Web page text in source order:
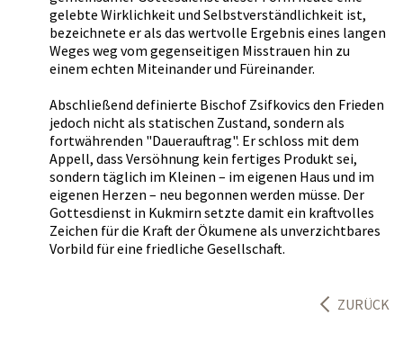
gelebte Wirklichkeit und Selbstverständlichkeit ist,
bezeichnete er als das wertvolle Ergebnis eines langen
Weges weg vom gegenseitigen Misstrauen hin zu
einem echten Miteinander und Füreinander.
Abschließend definierte Bischof Zsifkovics den Frieden
jedoch nicht als statischen Zustand, sondern als
fortwährenden "Dauerauftrag". Er schloss mit dem
Appell, dass Versöhnung kein fertiges Produkt sei,
sondern täglich im Kleinen – im eigenen Haus und im
eigenen Herzen – neu begonnen werden müsse. Der
Gottesdienst in Kukmirn setzte damit ein kraftvolles
Zeichen für die Kraft der Ökumene als unverzichtbares
Vorbild für eine friedliche Gesellschaft.
ZURÜCK